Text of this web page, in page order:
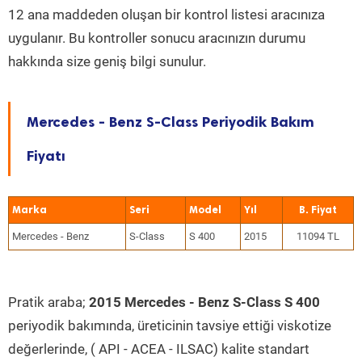
12 ana maddeden oluşan bir kontrol listesi aracınıza
uygulanır. Bu kontroller sonucu aracınızın durumu
hakkında size geniş bilgi sunulur.
Mercedes - Benz S-Class Periyodik Bakım
Fiyatı
Marka Seri Model Yıl
Mercedes - Benz S-Class S 400 2015 11094 TL
Pratik araba; 2015 Mercedes - Benz S-Class S 400
periyodik bakımında, üreticinin tavsiye ettiği viskotize
değerlerinde, ( API - ACEA - ILSAC) kalite standart